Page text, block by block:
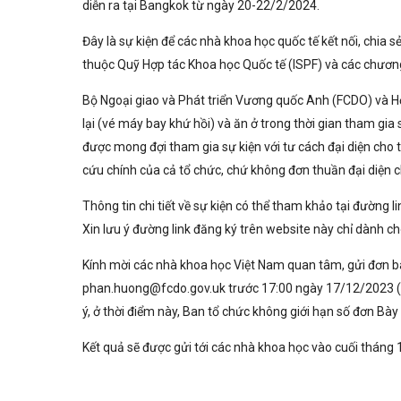
diễn ra tại Bangkok từ ngày 20-22/2/2024.
Đây là sự kiện để các nhà khoa học quốc tế kết nối, chia
thuộc Quỹ Hợp tác Khoa học Quốc tế (ISPF) và các
Bộ Ngoại giao và Phát triển Vương quốc Anh (FCDO) và
lại (vé máy bay khứ hồi) và ăn ở trong thời gian tham
được mong đợi tham gia sự kiện với tư cách đại diện
cứu chính của cả tổ chức, chứ không đơn thuần đại diện
Thông tin chi tiết về sự kiện có thể tham khảo tại đường
Xin lưu ý đường link đăng ký trên website này chỉ dành
Kính mời các nhà khoa học Việt Nam quan tâm, gửi đơn
phan.huong@fcdo.gov.uktrước 17:00 ngày 17/12/2023
ý, ở thời điểm này, Ban tổ chức không giới hạn số đơn
Kết quả sẽ được gửi tới các nhà khoa học vào cuối